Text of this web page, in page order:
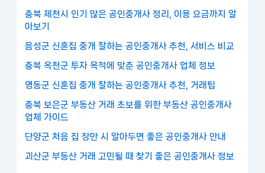
충북 제천시 인기 많은 공인중개사 정리, 이용 요금까지 알
아보기
음성군 신혼집 중개 잘하는 공인중개사 추천, 서비스 비교
충북 옥천군 투자 목적에 맞춘 공인중개사 업체 정보
영동군 신혼집 중개 잘하는 공인중개사 추천, 거래팁
충북 보은군 부동산 거래 초보를 위한 부동산 공인중개사
업체 가이드
단양군 처음 집 장만 시 알아두면 좋은 공인중개사 안내
괴산군 부동산 거래 고민될 때 찾기 좋은 공인중개사 정보